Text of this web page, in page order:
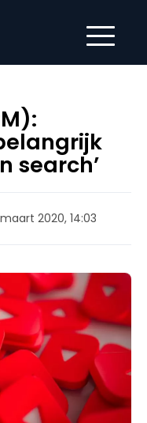
search’
2020, 14:03